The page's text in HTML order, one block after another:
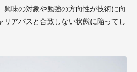
興味の対象や勉強の方向性が技術に向
リアパスと合致しない状態に陥ってし